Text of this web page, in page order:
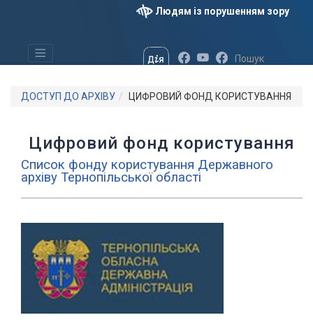
Людям із порушенням зору
ДОСТУП ДО АРХІВУ ЦИФРОВИЙ ФОНД КОРИСТУВАННЯ
Цифровий фонд користування
Список фонду користування Державного
архіву Тернопільської області
Previous